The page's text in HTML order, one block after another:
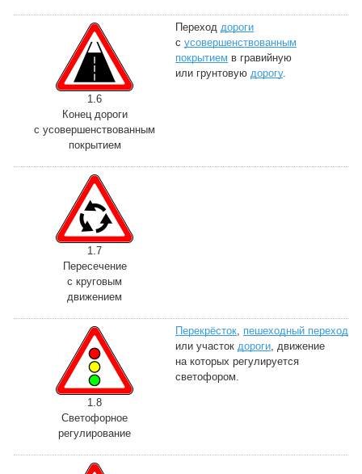
1.6
Конец дороги
с усовершенствованным
покрытием
Переход дороги
с усовершенствованным
покрытием в гравийную
или грунтовую дорогу.
1.7
Пересечение
с круговым
движением
1.8
Светофорное
регулирование
Перекрёсток, пешеходный переход
или участок дороги, движение
на которых регулируется
светофором.